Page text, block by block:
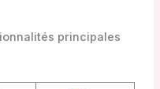
principales